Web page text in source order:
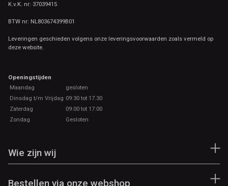
K.v.K. nr: 37039415
BTW nr: NL803674399B01
Leveringen geschieden volgens onze leveringsvoorwaarden zoals vermeld op
deze website.
Openingstijden
Maandag
gesloten
Dinsdag t/m Vrijdag 09:30 tot 17.30
Zaterdag
09:00 tot 17:00
Zondag
Gesloten
Wie zijn wij
Bestellen via onze webshop